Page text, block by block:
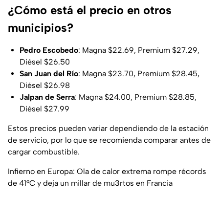
¿Cómo está el precio en otros
municipios?
Pedro Escobedo: Magna $22.69, Premium $27.29,
Diésel $26.50
San Juan del Río: Magna $23.70, Premium $28.45,
Diésel $26.98
Jalpan de Serra: Magna $24.00, Premium $28.85,
Diésel $27.99
Estos precios pueden variar dependiendo de la estación
de servicio, por lo que se recomienda comparar antes de
cargar combustible.
Infierno en Europa: Ola de calor extrema rompe récords
de 41°C y deja un millar de mu3rtos en Francia